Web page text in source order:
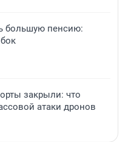
большую пенсию:
закрыли: что
атаки дронов